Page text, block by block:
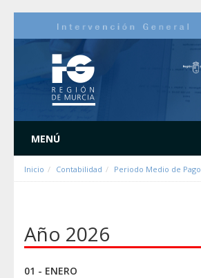
MENÚ
Inicio Contabilidad Periodo Medio de Pago
Año 2026
01 - ENERO